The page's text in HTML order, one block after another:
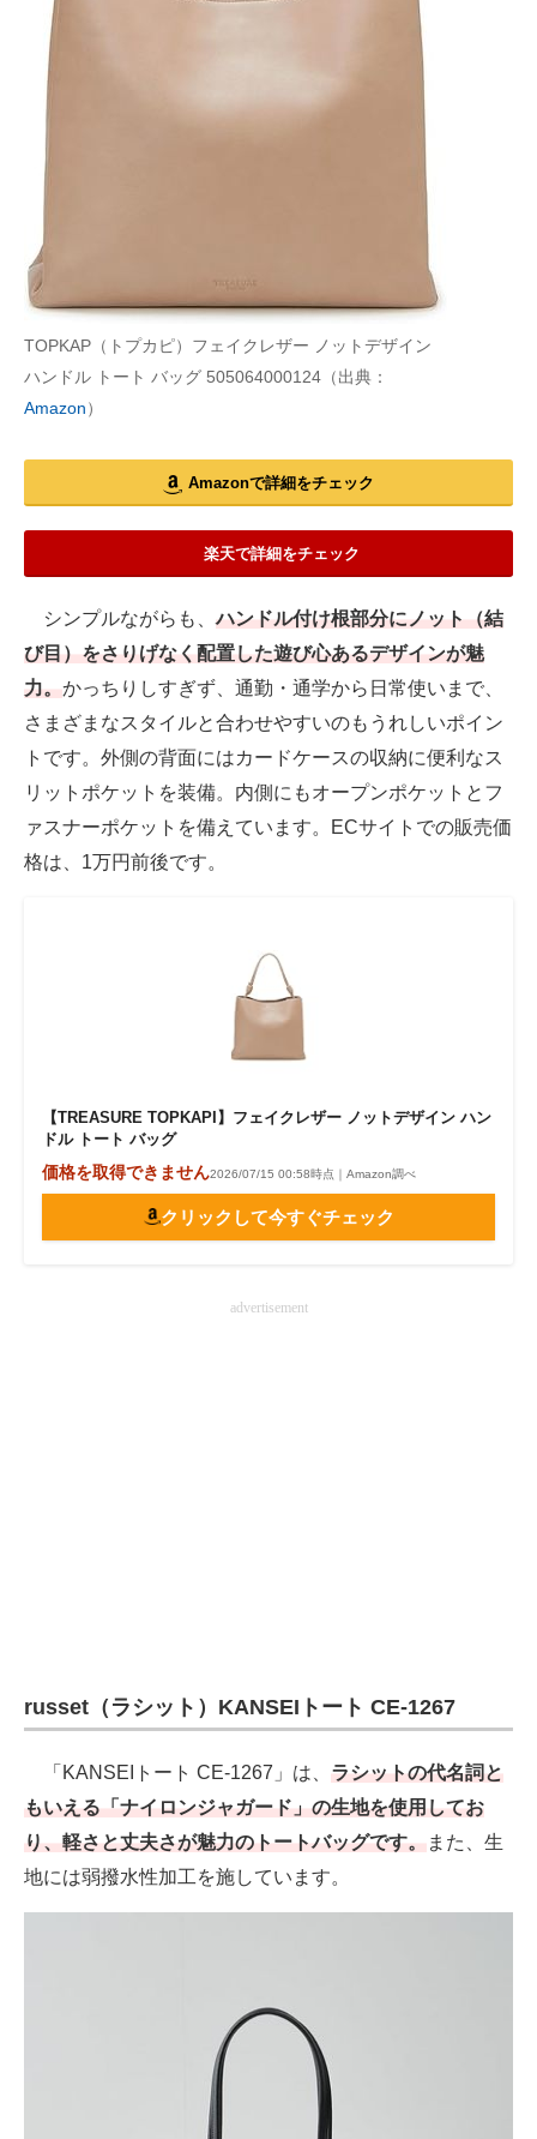
TOPKAP（トプカピ）フェイクレザー ノットデザイン
ハンドル トート バッグ 505064000124（出典：
Amazon）
Amazonで詳細をチェック
楽天で詳細をチェック
シンプルながらも、ハンドル付け根部分にノット（結
び目）をさりげなく配置した遊び心あるデザインが魅
力。かっちりしすぎず、通勤・通学から日常使いまで、
さまざまなスタイルと合わせやすいのもうれしいポイン
トです。外側の背面にはカードケースの収納に便利なス
リットポケットを装備。内側にもオープンポケットとフ
ァスナーポケットを備えています。ECサイトでの販売価
格は、1万円前後です。
【TREASURE TOPKAPI】フェイクレザー ノットデザイン ハン
ドル トート バッグ
価格を取得できません2026/07/15 00:58時点｜Amazon調べ
クリックして今すぐチェック
advertisement
russet（ラシット）KANSEIトート CE-1267
「KANSEIトート CE-1267」は、 ラシットの代名詞と
もいえる「ナイロンジャガード」の生地を使用してお
り、軽さと丈夫さが魅力のトートバッグです。また、生
地には弱撥水性加工を施しています。